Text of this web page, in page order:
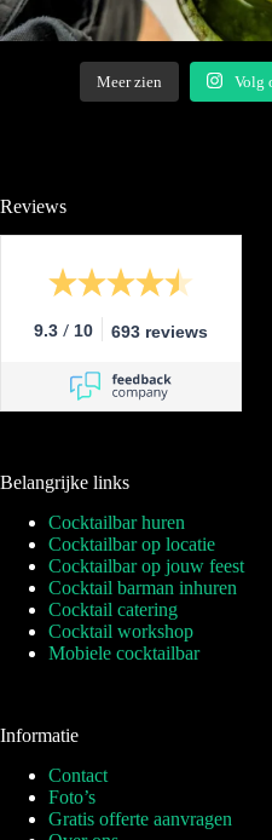
Meer zien Volg
Reviews
9.3 / 10 693 reviews
Belangrijke links
Cocktailbar huren
Cocktailbar op locatie
Cocktailbar op jouw feest
Cocktail barman inhuren
Cocktail catering
Cocktail workshop
Mobiele cocktailbar
Informatie
Contact
Foto’s
Gratis offerte aanvragen